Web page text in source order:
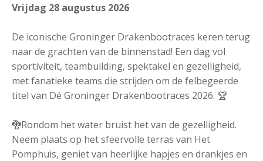
Vrijdag 28 augustus 2026
De iconische Groninger Drakenbootraces keren terug
naar de grachten van de binnenstad! Een dag vol
sportiviteit, teambuilding, spektakel en gezelligheid,
met fanatieke teams die strijden om de felbegeerde
titel van Dé Groninger Drakenbootraces 2026. 🏆
🐉Rondom het water bruist het van de gezelligheid.
Neem plaats op het sfeervolle terras van Het
Pomphuis, geniet van heerlijke hapjes en drankjes en